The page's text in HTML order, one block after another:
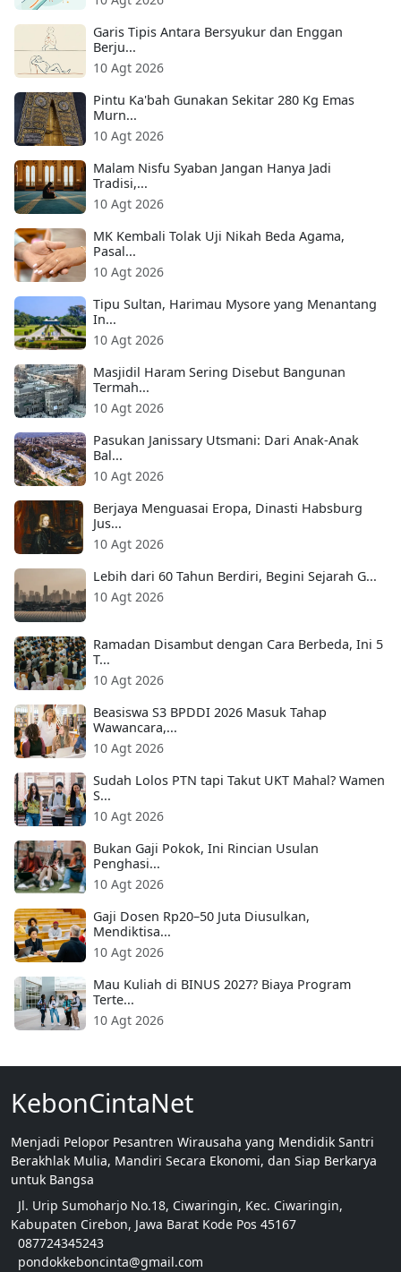
Garis Tipis Antara Bersyukur dan Enggan
Berju...
10 Agt 2026
Pintu Ka'bah Gunakan Sekitar 280 Kg Emas
Murn...
10 Agt 2026
Malam Nisfu Syaban Jangan Hanya Jadi
Tradisi,...
10 Agt 2026
MK Kembali Tolak Uji Nikah Beda Agama,
Pasal...
10 Agt 2026
Tipu Sultan, Harimau Mysore yang Menantang
In...
10 Agt 2026
Masjidil Haram Sering Disebut Bangunan
Termah...
10 Agt 2026
Pasukan Janissary Utsmani: Dari Anak-Anak
Bal...
10 Agt 2026
Berjaya Menguasai Eropa, Dinasti Habsburg
Jus...
10 Agt 2026
Lebih dari 60 Tahun Berdiri, Begini Sejarah G...
10 Agt 2026
Ramadan Disambut dengan Cara Berbeda, Ini 5
T...
10 Agt 2026
Beasiswa S3 BPDDI 2026 Masuk Tahap
Wawancara,...
10 Agt 2026
Sudah Lolos PTN tapi Takut UKT Mahal? Wamen
S...
10 Agt 2026
Bukan Gaji Pokok, Ini Rincian Usulan
Penghasi...
10 Agt 2026
Gaji Dosen Rp20–50 Juta Diusulkan,
Mendiktisa...
10 Agt 2026
Mau Kuliah di BINUS 2027? Biaya Program
Terte...
10 Agt 2026
KebonCintaNet
Menjadi Pelopor Pesantren Wirausaha yang Mendidik Santri
Berakhlak Mulia, Mandiri Secara Ekonomi, dan Siap Berkarya
untuk Bangsa
Jl. Urip Sumoharjo No.18, Ciwaringin, Kec. Ciwaringin,
Kabupaten Cirebon, Jawa Barat Kode Pos 45167
087724345243
pondokkeboncinta@gmail.com